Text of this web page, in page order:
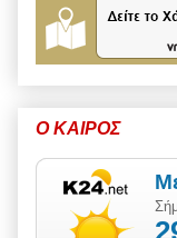
Ο ΚΑΙΡΟΣ